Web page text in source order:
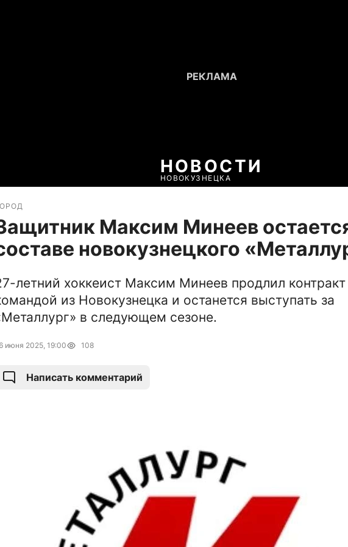
НОВОСТИ
НОВОКУЗНЕЦКА
Максим Минеев
новокузнецкого
летний хоккеист Максим Минеев продлил контракт
из Новокузнецка и останется выступать за
в следующем сезоне.
июня 2025, 19:00 108
Написать комментарий